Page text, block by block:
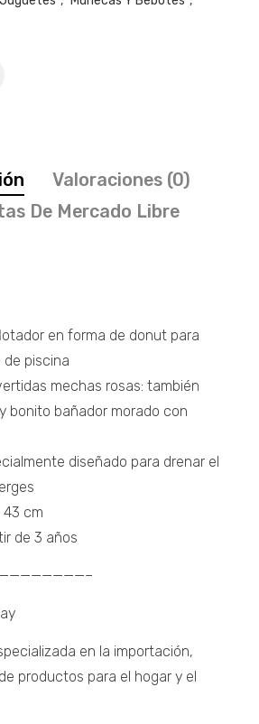
Valoraciones (0)
De Mercado Libre
en forma de donut para
piscina
mechas rosas: también
bonito bañador morado con
diseñado para drenar el
43 cm
de 3 años
en la importación,
productos para el hogar y el